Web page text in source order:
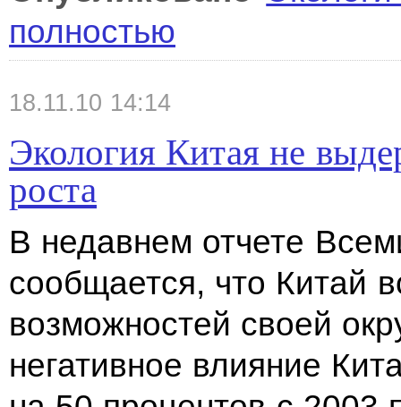
полностью
18.11.10 14:14
Экология Китая не
роста
В недавнем отчете
сообщается, что Китай
возможностей своей
негативное влияние